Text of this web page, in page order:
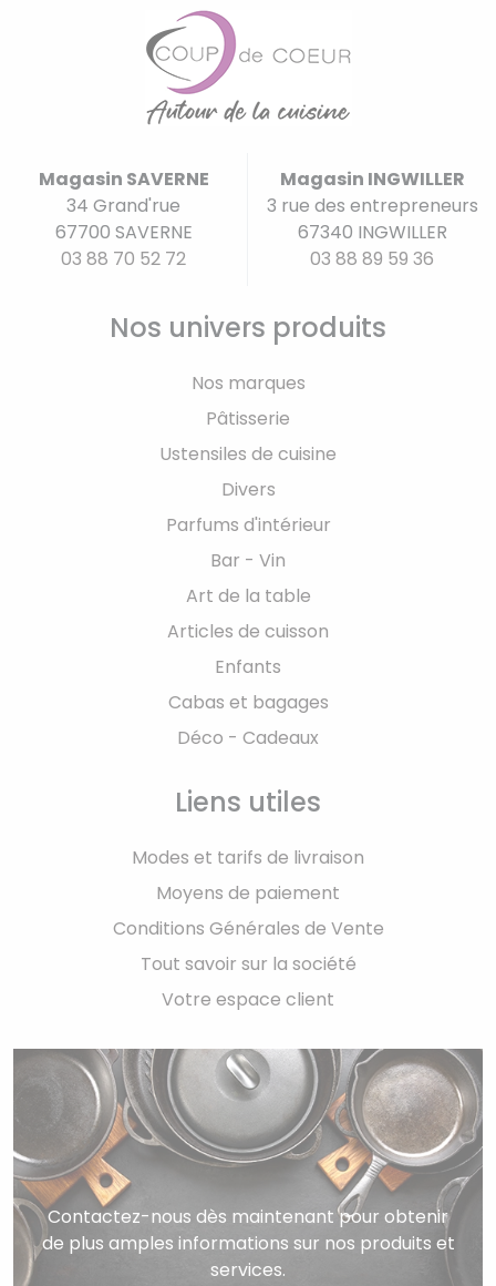
Magasin SAVERNE
34 Grand'rue
67700 SAVERNE
03 88 70 52 72
Magasin INGWILLER
3 rue des entrepreneurs
67340 INGWILLER
03 88 89 59 36
Nos univers produits
Nos marques
Pâtisserie
Ustensiles de cuisine
Divers
Parfums d'intérieur
Bar - Vin
Art de la table
Articles de cuisson
Enfants
Cabas et bagages
Déco - Cadeaux
Liens utiles
Modes et tarifs de livraison
Moyens de paiement
Conditions Générales de Vente
Tout savoir sur la société
Votre espace client
Contactez-nous dès maintenant pour obtenir
de plus amples informations sur nos produits et
services.